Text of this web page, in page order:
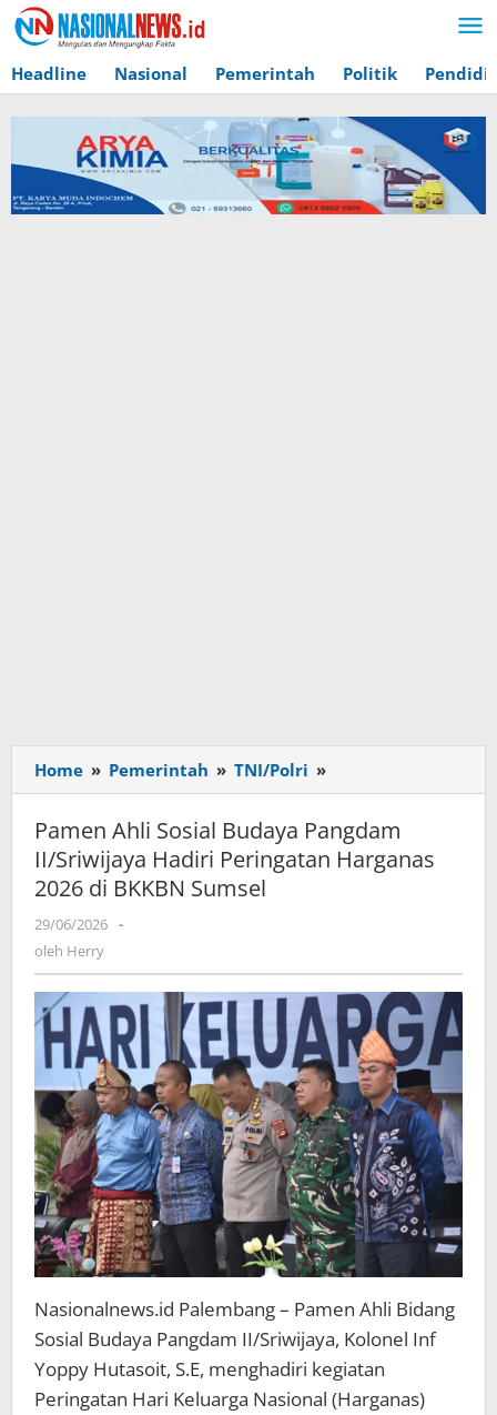
Lewati
ke
konten
Headline Nasional Pemerintah Politik
Home » Pemerintah » TNI/Polri »
Ahli
Sosial
Budaya
Pangdam
2026
di
BKKBN
Sumsel
Pamen Ahli Sosial Budaya Pangdam
II/Sriwijaya Hadiri Peringatan Harganas
2026 di BKKBN Sumsel
29/06/2026 oleh
-
oleh Herry
Nasionalnews.id Palembang – Pamen Ahli Bidang
Sosial Budaya Pangdam II/Sriwijaya, Kolonel Inf
Yoppy Hutasoit, S.E, menghadiri kegiatan
Peringatan Hari Keluarga Nasional (Harganas)